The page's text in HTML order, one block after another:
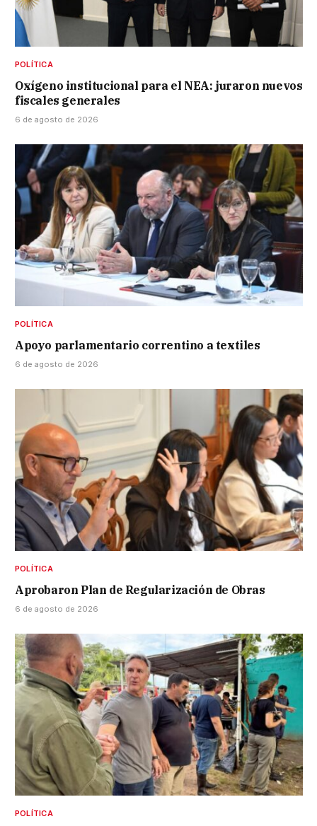
POLÍTICA
Oxígeno institucional para el NEA: juraron nuevos
fiscales generales
6 de agosto de 2026
POLÍTICA
Apoyo parlamentario correntino a textiles
6 de agosto de 2026
POLÍTICA
Aprobaron Plan de Regularización de Obras
6 de agosto de 2026
POLÍTICA